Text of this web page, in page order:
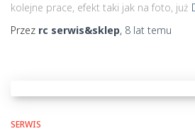
kolejne prace, efekt taki jak na foto, już
Przez rc serwis&sklep, 8 lat temu
SERWIS